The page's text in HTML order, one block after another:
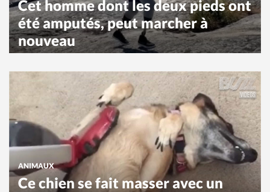
Cet homme dont les deux pieds ont
été amputés, peut marcher à
nouveau
ANIMAUX
Ce chien se fait masser avec un